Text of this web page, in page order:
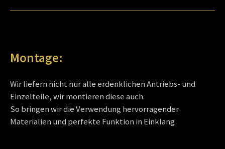
Montage:
Wir liefern nicht nur alle erdenklichen Antriebs- und
Einzelteile, wir montieren diese auch.
So bringen wir die Verwendung hervorragender
Materialien und perfekte Funktion in Einklang